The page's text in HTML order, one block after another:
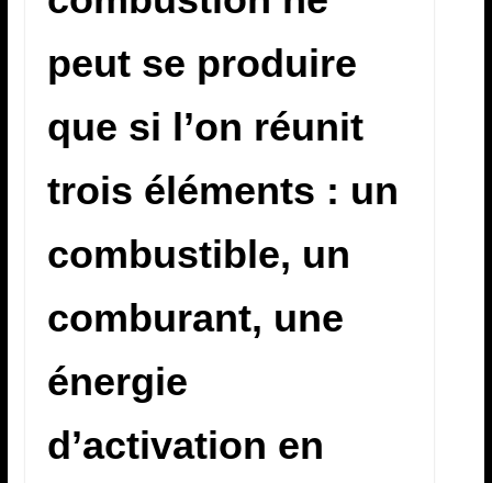
peut se produire
que si l’on réunit
trois éléments : un
combustible, un
comburant, une
énergie
d’activation en